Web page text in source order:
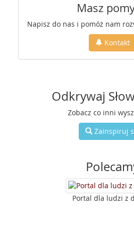
Masz
Napisz do nas i pomóż nam
Kontakt
Odkrywaj
Zobacz co inni
Zainspiruj
Portal dla ludzi z